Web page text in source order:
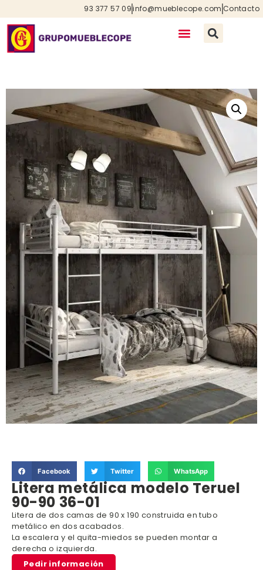
93 377 57 09info@mueblecope.com Contacto
Facebook Twitter WhatsApp
Litera metálica modelo Teruel
90-90 36-01
Litera de dos camas de 90 x 190 construida en tubo
metálico en dos acabados.
La escalera y el quita-miedos se pueden montar a
derecha o izquierda.
Pedir información